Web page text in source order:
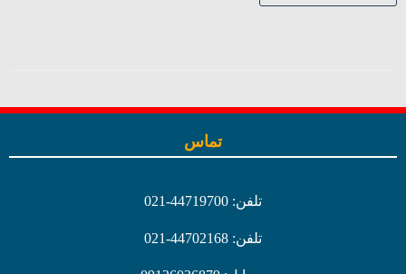
تماس
تلفن: 44719700-021
تلفن: 44702168-021